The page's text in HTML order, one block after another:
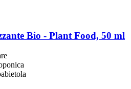
Bio -​ Plant Food, 50 ml